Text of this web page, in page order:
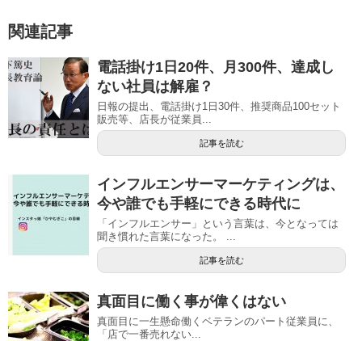
関連記事
電話掛け1日20件、月300件、達成し
ない社員は解雇？
日報の提出、電話掛け1日30件、推奨商品100セット
販売等、店長が従業員...
記事を読む
インフルエンサーマーケティングは、
今や誰でも手軽にできる時代に
「インフルエンサー」という言葉は、今となっては
聞き慣れた言葉になった。 ...
記事を読む
真面目に働く事が偉くはない
真面目に一生懸命働くベテランのパート従業員に、
「店で一番売れない...